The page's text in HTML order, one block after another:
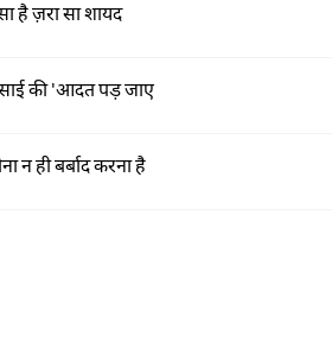
है ज़रा सा शायद
की 'आदत पड़ जाए
न ही बर्बाद करना है